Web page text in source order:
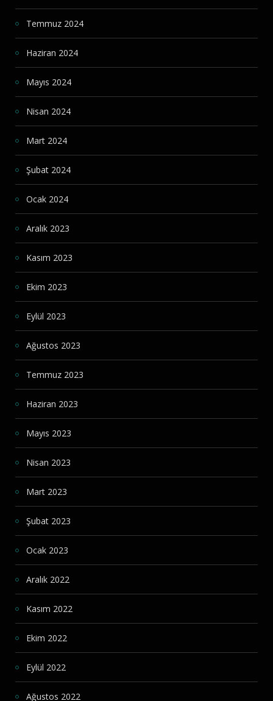
Temmuz 2024
Haziran 2024
Mayıs 2024
Nisan 2024
Mart 2024
Şubat 2024
Ocak 2024
Aralık 2023
Kasım 2023
Ekim 2023
Eylül 2023
Ağustos 2023
Temmuz 2023
Haziran 2023
Mayıs 2023
Nisan 2023
Mart 2023
Şubat 2023
Ocak 2023
Aralık 2022
Kasım 2022
Ekim 2022
Eylül 2022
Ağustos 2022